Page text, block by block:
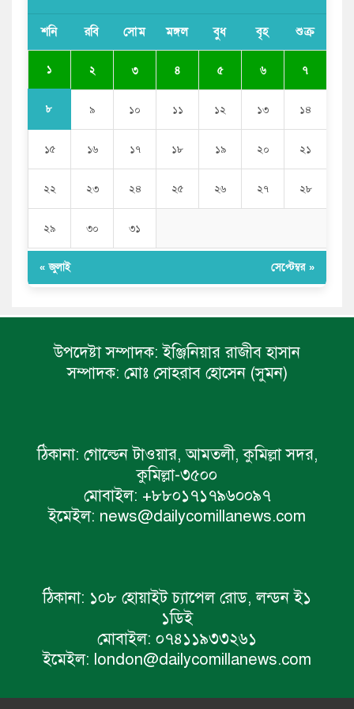
যে ডকুমেন্টারিতে আবু সাঈদের ছবি নেই, সেটা কোনো
শনি রবি সোম মঙ্গল বুধ বৃহ শুক্র
১ ২ ৩ ৪ ৫ ৬ ৭
৮ ৯ ১০ ১১ ১২ ১৩ ১৪
১৫ ১৬ ১৭ ১৮ ১৯ ২০ ২১
২২ ২৩ ২৪ ২৫ ২৬ ২৭ ২৮
২৯ ৩০ ৩১
« জুলাই সেপ্টেম্বর »
উপদেষ্টা সম্পাদক: ইঞ্জিনিয়ার রাজীব হাসান
সম্পাদক: মোঃ সোহরাব হোসেন (সুমন)
ঠিকানা: গোল্ডেন টাওয়ার, আমতলী, কুমিল্লা সদর,
কুমিল্লা-৩৫০০
মোবাইল: +৮৮০১৭১৭৯৬০০৯৭
ইমেইল: news@dailycomillanews.com
ঠিকানা: ১০৮ হোয়াইট চ্যাপেল রোড, লন্ডন ই১
১ডিই
মোবাইল: ০৭৪১১৯৩৩২৬১
ইমেইল: london@dailycomillanews.com